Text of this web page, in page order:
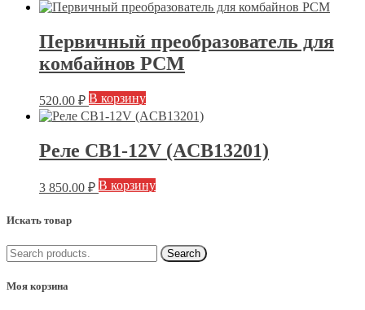
Первичный преобразователь для
комбайнов РСМ
520.00 ₽ В корзину
Реле CB1-12V (ACB13201)
3 850.00 ₽ В корзину
Искать товар
Моя корзина